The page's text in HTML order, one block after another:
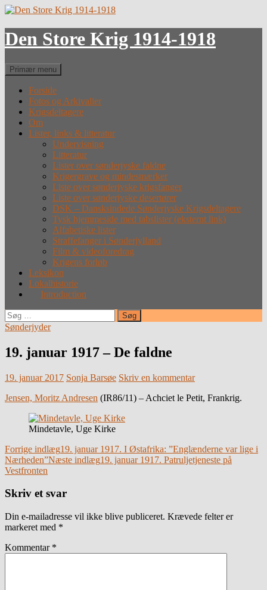
Hop
indhold
Den Store Krig 1914-1918
Søg
Primær menu
Forside
Fotos og Arkivalier
Krigsdeltagere
Om
Lister, links & litteratur
Undervisning
Litteratur
Lister over sønderjyske faldne
Krigergrave og mindesmærker
Liste over sønderjyske krigsfanger
Liste over sønderjyske desertører
DSK – Dansksindede Sønderjyske Krigsdeltagere
Tysk hjemmeside med tabslister (eksternt link)
Alfabetiske lister
Straffefanger i Sønderjylland
Film & videoforedrag
Krigens forløb
Leksikon
Lokalhistorie
Introduction
Søg
efter:
Sønderjyder
19. januar 1917 – De faldne
19. januar 2017 Sonja Barsøe Skriv en kommentar
Jensen, Moritz Andresen (IR86/11) – Achciet le Petit, Frankrig.
Mindetavle, Uge Kirke
Indlægsnavigation
Forrige indlæg19. januar 1917. I Østafrika: ”Englænderne var lige i
Nærheden”Næste indlæg19. januar 1917. Patruljetjeneste på
Vestfronten
Skriv et svar
Din e-mailadresse vil ikke blive publiceret. Krævede felter er
markeret med *
Kommentar *